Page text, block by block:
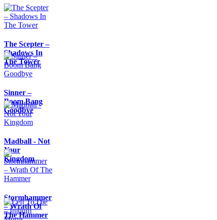
The Scepter –
Shadows In
The Tower
Sinner –
Boom Bang
Goodbye
Madball - Not
Your
Kingdom
Stormhammer
– Wrath Of
The Hammer